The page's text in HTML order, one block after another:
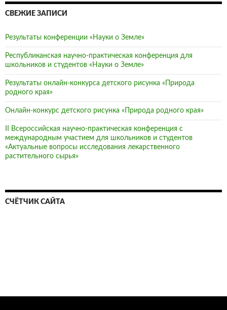
СВЕЖИЕ ЗАПИСИ
Результаты конференции «Науки о Земле»
Республиканская научно-практическая конференция для
школьников и студентов «Науки о Земле»
Результаты онлайн-конкурса детского рисунка «Природа
родного края»
Онлайн-конкурс детского рисунка «Природа родного края»
II Всероссийская научно-практическая конференция с
международным участием для школьников и студентов
«Актуальные вопросы исследования лекарственного
растительного сырья»
СЧЁТЧИК САЙТА